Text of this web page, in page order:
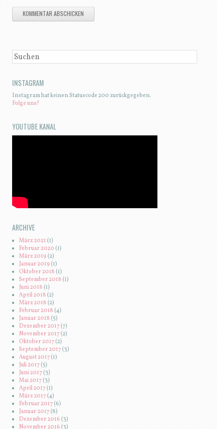
SUCHEN
INSTAGRAM
Instagram hat keinen Statuscode 200 zurückgegeben.
Folge uns!
YOUTUBE KANAL
ARCHIVE
März 2021(1)
Februar 2020 (1)
März 2019 (2)
Januar 2019 (1)
Oktober 2018(1)
September 2018 (1)
Juni 2018 (1)
April 2018(2)
März 2018 (2)
Februar 2018(4)
Januar 2018 (5)
Dezember 2017(7)
November 2017(2)
Oktober 2017(2)
September 2017(3)
August 2017(1)
Juli 2017(5)
Juni 2017(3)
Mai 2017(3)
April 2017(1)
März 2017(4)
Februar 2017(6)
Januar 2017(8)
Dezember 2016 (3)
November 2016 (3)